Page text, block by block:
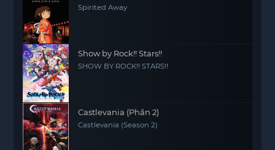
Spirited Away
Show by Rock!! Stars!!
SHOW BY ROCK!! STARS!!
Castlevania (Phần 2)
Castlevania (Season 2)